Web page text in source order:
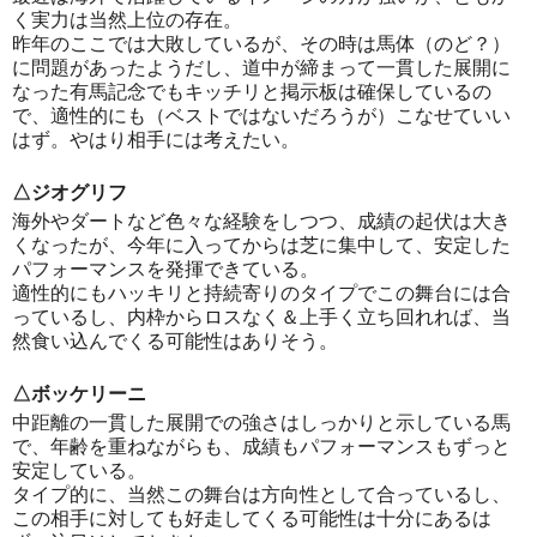
く実力は当然上位の存在。
昨年のここでは大敗しているが、その時は馬体（のど？）
に問題があったようだし、道中が締まって一貫した展開に
なった有馬記念でもキッチリと掲示板は確保しているの
で、適性的にも（ベストではないだろうが）こなせていい
はず。やはり相手には考えたい。
△ジオグリフ
海外やダートなど色々な経験をしつつ、成績の起伏は大き
くなったが、今年に入ってからは芝に集中して、安定した
パフォーマンスを発揮できている。
適性的にもハッキリと持続寄りのタイプでこの舞台には合
っているし、内枠からロスなく＆上手く立ち回れれば、当
然食い込んでくる可能性はありそう。
△ボッケリーニ
中距離の一貫した展開での強さはしっかりと示している馬
で、年齢を重ねながらも、成績もパフォーマンスもずっと
安定している。
タイプ的に、当然この舞台は方向性として合っているし、
この相手に対しても好走してくる可能性は十分にあるは